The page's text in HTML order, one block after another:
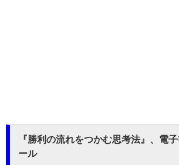
『勝利の流れをつかむ思考法』、電
ール